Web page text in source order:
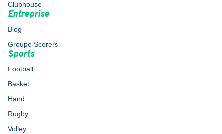
Clubhouse
Entreprise
Blog
Groupe Scorers
Sports
Football
Basket
Hand
Rugby
Volley